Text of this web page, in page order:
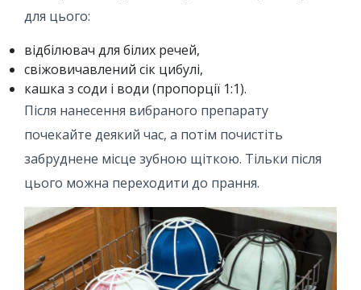
для цього:
відбілювач для білих речей,
свіжовичавлений сік цибулі,
кашка з соди і води (пропорції 1:1).
Після нанесення вибраного препарату
почекайте деякий час, а потім почистіть
забруднене місце зубною щіткою. Тільки після
цього можна переходити до прання.